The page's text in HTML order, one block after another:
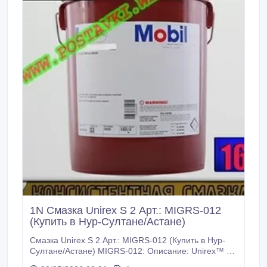
1N Смазка Unirex S 2 Арт.: MIGRS-012
(Купить в Нур-Султане/Астане)
Смазка Unirex S 2 Арт.: MIGRS-012 (Купить в Нур-
Султане/Астане) MIGRS-012: Описание: Unirex™ S